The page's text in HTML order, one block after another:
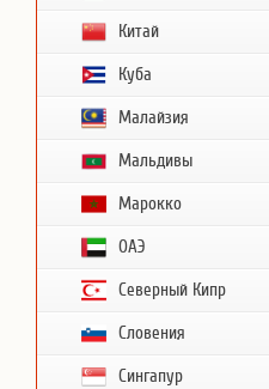
Китай
Куба
Малайзия
Мальдивы
Марокко
ОАЭ
Северный Кипр
Словения
Сингапур